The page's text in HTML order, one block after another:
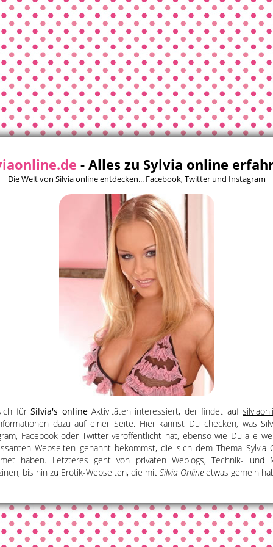
- Alles zu Sylvia online
Die Welt von Silvia online entdecken... Facebook, Twitter und Instagram
fürSilvia's onlineAktivitäten interessiert, der findet auf
dazu auf einer Seite. Hier kannst Du checken, was
Facebook oder Twitter veröffentlicht hat, ebenso wie Du alle
Webseiten genannt bekommst, die sich dem Thema Sylvia
haben. Letzteres geht von privaten Weblogs, Technik- und
bis hin zu Erotik-Webseiten, die mit Silvia Online etwas gemein